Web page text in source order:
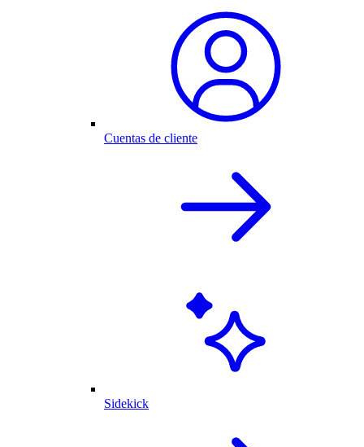
Cuentas de cliente
Sidekick